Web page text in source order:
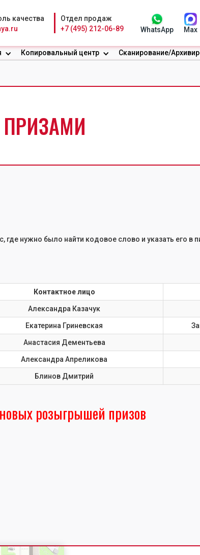
качества
Отдел продаж
+7 (495) 212-06-89
WhatsApp Max
Копировальный центр Сканирование/
ПРИЗАМИ
где нужно было найти кодовое слово и указать его в
Контактное лицо
Александра Казачук
Екатерина Гриневская
Анастасия Дементьева
Александра Апреликова
Блинов Дмитрий
розыгрышей призов